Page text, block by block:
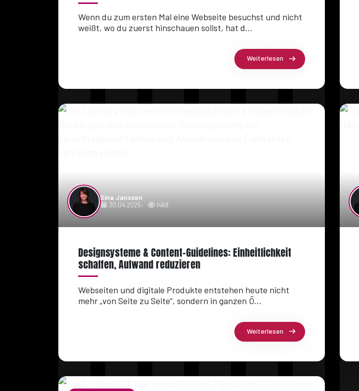
Wenn du zum ersten Mal eine Webseite besuchst und nicht
weißt, wo du zuerst hinschauen sollst, hat d...
Weiterlesen
Sina Janssen
30.04.2025 1468
Designsysteme & Content-Guidelines: Einheitlichkeit
schaffen, Aufwand reduzieren
Webseiten und digitale Produkte entstehen heute nicht
mehr „von Seite zu Seite“, sondern in ganzen Ö...
Weiterlesen